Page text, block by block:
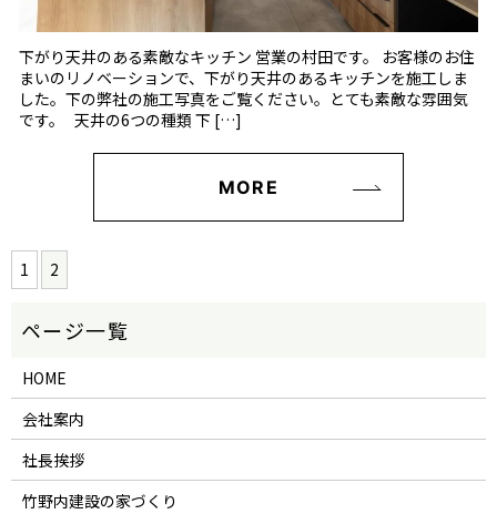
下がり天井のある素敵なキッチン 営業の村田です。 お客様のお住
まいのリノベーションで、下がり天井のあるキッチンを施工しま
した。下の弊社の施工写真をご覧ください。とても素敵な雰囲気
です。 天井の6つの種類 下 […]
MORE
1 2
HOME
会社案内
社長挨拶
竹野内建設の家づくり